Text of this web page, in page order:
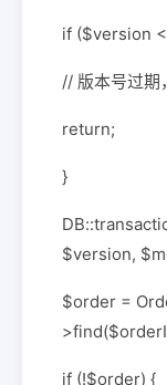
if ($version
// 版本号过期
return;
}
$version,
$order =
if (!$order) {